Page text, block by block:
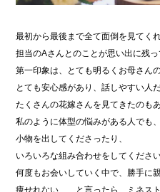
最初から最後まで全て面倒を見てく
担当のAさんとのことが思い出に残っ
第一印象は、とても明るくお母さん
とても安心感があり、話しやすい人
たくさんの花嫁さんを見てきたのもあ
私のように体型の悩みがある人でも
小物を出してくださったり、
いろいろな組み合わせをしてください
何度もお会いしていく中で、勝手に